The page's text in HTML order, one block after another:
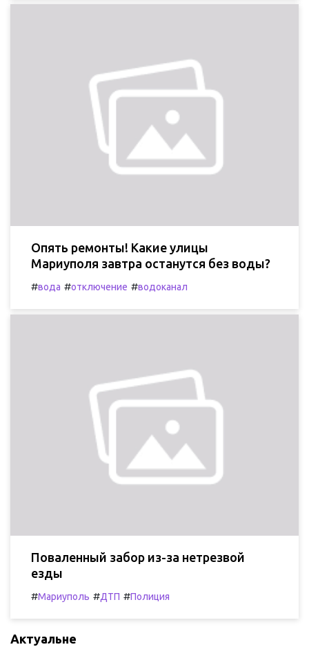
Опять ремонты! Какие улицы
Мариуполя завтра останутся без воды?
#вода #отключение #водоканал
Поваленный забор из-за нетрезвой
езды
#Мариуполь #ДТП #Полиция
Актуальне